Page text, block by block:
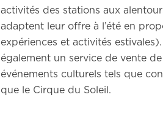
activités des stations aux
adaptent leur offre à l’été en
expériences et activités
également un service de vente
événements culturels tels que
que le Cirque du Soleil.